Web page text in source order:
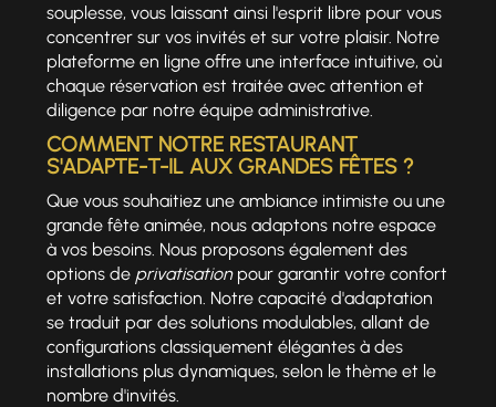
souplesse, vous laissant ainsi l'esprit libre pour vous
concentrer sur vos invités et sur votre plaisir. Notre
plateforme en ligne offre une interface intuitive, où
chaque réservation est traitée avec attention et
diligence par notre équipe administrative.
COMMENT NOTRE RESTAURANT
S'ADAPTE-T-IL AUX GRANDES FÊTES ?
Que vous souhaitiez une ambiance intimiste ou une
grande fête animée, nous adaptons notre espace
à vos besoins. Nous proposons également des
options de privatisationpour garantir votre confort
et votre satisfaction. Notre capacité d'adaptation
se traduit par des solutions modulables, allant de
configurations classiquement élégantes à des
installations plus dynamiques, selon le thème et le
nombre d'invités.